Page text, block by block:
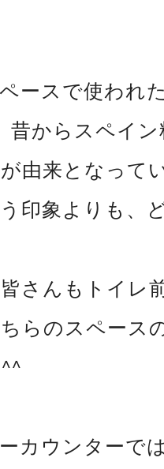
ースで使われ
昔からスペイ
由来となって
印象よりも、
さんもトイレ
らのスペース
カウンターで